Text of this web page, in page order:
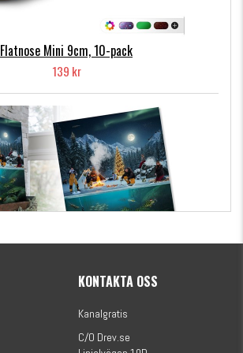
Flatnose Mini 9cm, 10-pack
139 kr
(julkalender)KONTAKTA OSS
Kanalgratis
C/O Drev.se